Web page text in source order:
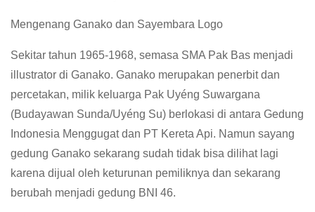
Mengenang Ganako dan Sayembara Logo
Sekitar tahun 1965-1968, semasa SMA Pak Bas menjadi
illustrator di Ganako. Ganako merupakan penerbit dan
percetakan, milik keluarga Pak Uyéng Suwargana
(Budayawan Sunda/Uyéng Su) berlokasi di antara Gedung
Indonesia Menggugat dan PT Kereta Api. Namun sayang
gedung Ganako sekarang sudah tidak bisa dilihat lagi
karena dijual oleh keturunan pemiliknya dan sekarang
berubah menjadi gedung BNI 46.